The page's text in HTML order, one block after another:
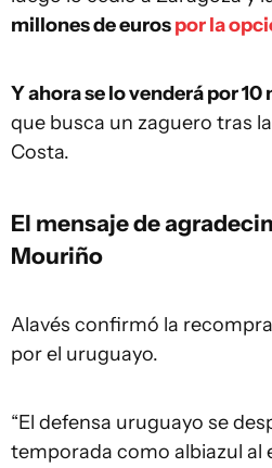
millones de eurospor la
Y ahora se lo venderá por
que busca un zaguero tras
Costa.
El mensaje de
Mouriño
Alavés confirmó la
por el uruguayo.
“El defensa uruguayo se
temporada como albiazul al